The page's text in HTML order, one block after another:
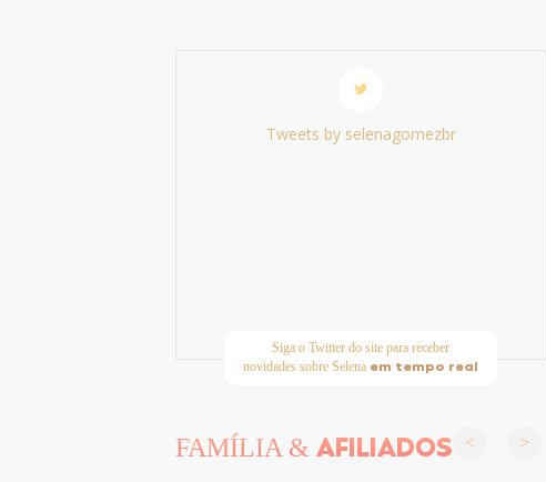
Tweets by selenagomezbr
Siga o Twitter do site para receber
novidades sobre Selena em tempo real
FAMÍLIA & AFILIADOS